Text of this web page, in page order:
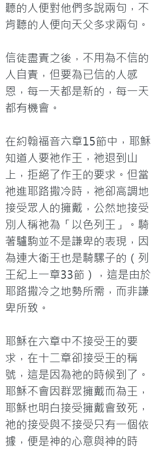
聽的人便對他們多說兩句，不
肯聽的人便向天父多求兩句。
信徒盡責之後，不用為不信的
人自責，但要為已信的人感
恩，每一天都是新的，每一天
都有機會。
在約翰福音六章15節中，耶穌
知道人要祂作王，祂退到山
上，拒絕了作王的要求。但當
祂進耶路撒冷時，祂卻高調地
接受眾人的擁戴，公然地接受
別人稱祂為「以色列王」。騎
著驢駒並不是謙卑的表現，因
為連大衛王也是騎騾子的（列
王紀上一章33節），這是由於
耶路撒冷之地勢所需，而非謙
卑所致。
耶穌在六章中不接受王的要
求，在十二章卻接受王的稱
號，這是因為祂的時候到了。
耶穌不會因群眾擁戴而為王，
耶穌也明白接受擁戴會致死，
祂的接受與不接受只有一個依
據，便是神的心意與神的時